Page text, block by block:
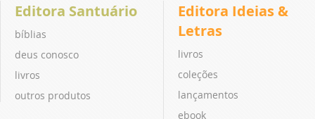
Editora Santuário
bíblias
deus conosco
livros
outros produtos
Editora Ideias &
Letras
livros
coleções
lançamentos
ebook